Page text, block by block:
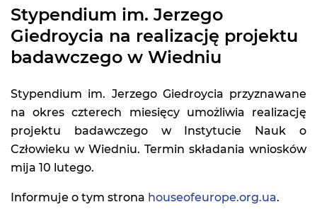
Stypendium im. Jerzego
Giedroycia na realizację projektu
badawczego w Wiedniu
Stypendium im. Jerzego Giedroycia przyznawane
na okres czterech miesięcy umożliwia realizację
projektu badawczego w Instytucie Nauk o
Człowieku w Wiedniu. Termin składania wniosków
mija 10 lutego.
Informuje o tym strona houseofeurope.org.ua.